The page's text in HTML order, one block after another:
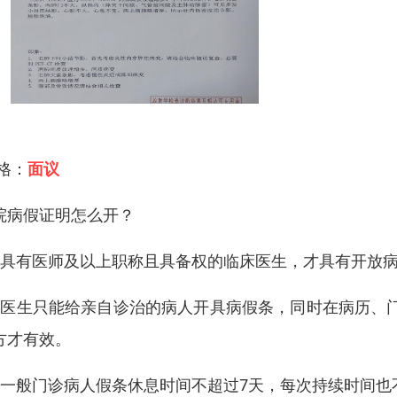
： 面议
病假证明怎么开？
有医师及以上职称且具备权的临床医生，才具有开放
生只能给亲自诊治的病人开具病假条，同时在病历
有效。
般门诊病人假条休息时间不超过7天，每次持续时间